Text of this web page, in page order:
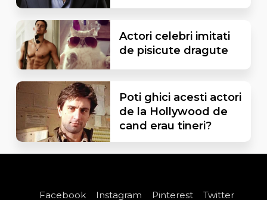
Actori celebri imitati
de pisicute dragute
Poti ghici acesti actori
de la Hollywood de
cand erau tineri?
Facebook Instagram Pinterest Twitter